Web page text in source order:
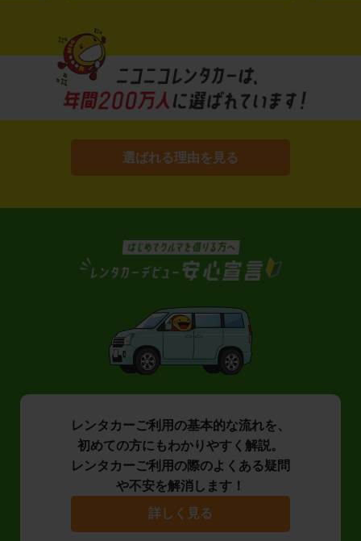
選ばれる理由を見る
レンタカーご利用の基本的な流れを、
初めての方にもわかりやすく解説。
レンタカーご利用の際のよくある疑問
や不安を解消します！
詳しく見る